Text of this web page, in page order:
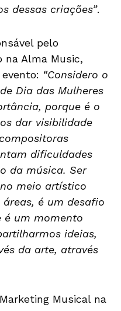
dessas criações”.
pelo
na Alma Music,
“Considero o
Dia das Mulheres
porque é o
dar visibilidade
dificuldades
da música. Ser
meio artístico
é um desafio
é um momento
ideias,
da arte, através
Musical na